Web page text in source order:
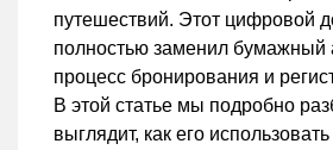
путешествий. Этот цифровой
полностью заменил бумажный
процесс бронирования и
В этой статье мы подробно
выглядит, как его